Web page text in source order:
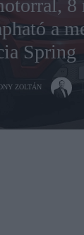
a
Spring
ZOLTÁN